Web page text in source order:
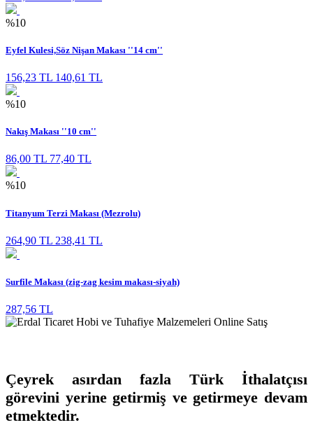
%10
Eyfel Kulesi,Söz Nişan Makası ''14 cm''
156,23 TL 140,61 TL
%10
Nakış Makası ''10 cm''
86,00 TL 77,40 TL
%10
Titanyum Terzi Makası (Mezrolu)
264,90 TL 238,41 TL
Surfile Makası (zig-zag kesim makası-siyah)
287,56 TL
Çeyrek asırdan fazla Türk İthalatçısı
görevini yerine getirmiş ve getirmeye devam
etmektedir.